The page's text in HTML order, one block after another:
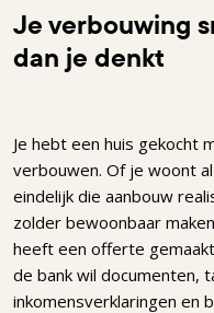
Je verbouwing
dan je denkt
Je hebt een huis gekocht
verbouwen. Of je woont
eindelijk die aanbouw
zolder bewoonbaar
heeft een offerte
de bank wil documenten,
inkomensverklaringen en